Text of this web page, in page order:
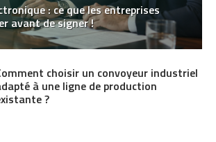
: ce que les entreprises
avant de signer !
choisir un convoyeur industriel
à une ligne de production
?